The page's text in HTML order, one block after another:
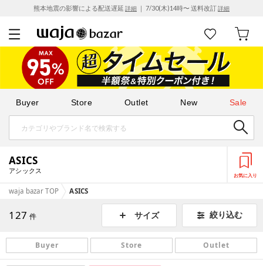
熊本地震の影響による配送遅延 詳細 ｜ 7/30(木)14時〜 送料改訂詳細
Buyer Store Outlet New Sale
ASICS
アシックス
お気に入り
waja bazar TOP ASICS
127 件 サイズ 絞り込む
Buyer Store Outlet